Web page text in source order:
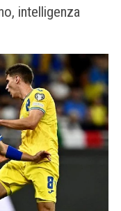
intelligenza